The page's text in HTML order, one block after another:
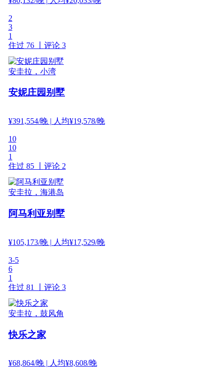
2
3
1
住过 76 丨 评论 3
安圭拉，小湾
安妮庄园别墅
¥391,554/晚| 人均¥19,578/晚
10
10
1
住过 85 丨 评论 2
安圭拉，海港岛
阿马利亚别墅
¥105,173/晚| 人均¥17,529/晚
3-5
6
1
住过 81 丨 评论 3
安圭拉，鼓风角
快乐之家
¥68,864/晚| 人均¥8,608/晚